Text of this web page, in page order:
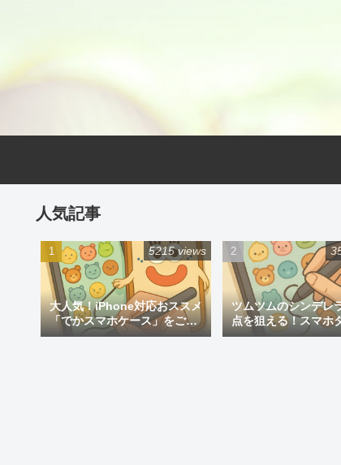
人気記事
大人気！iPhone対応おススメ
「でかスマホケース」をご紹
介
5215 views
ツムツムのシンデレ
点を狙える！スマホ
ン